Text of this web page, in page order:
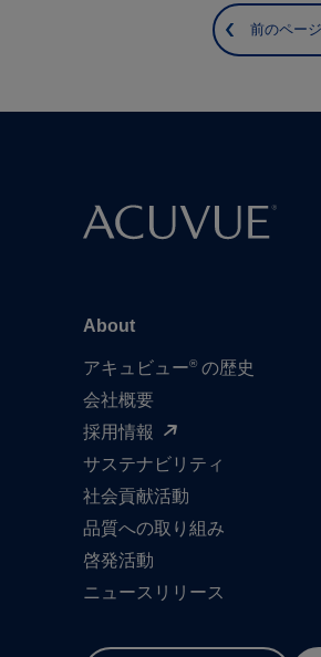
前のペー
About
アキュビュー® の歴史
会社概要
採用情報
サステナビリティ
社会貢献活動
品質への​取り組み
啓発活動
ニュースリリース